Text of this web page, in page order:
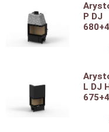
P DJ
L DJ